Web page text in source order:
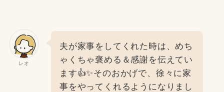
レオ
夫が家事をしてくれた時は、めち
ゃくちゃ褒める＆感謝を伝えてい
ます👍✨そのおかげで、徐々に家
事をやってくれるようになりまし